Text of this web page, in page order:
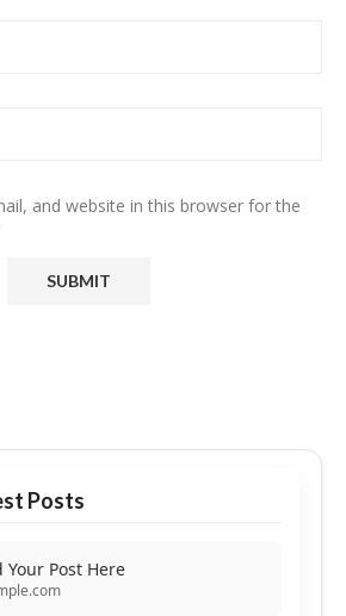
and website in this browser for the
Posts
Your Post Here